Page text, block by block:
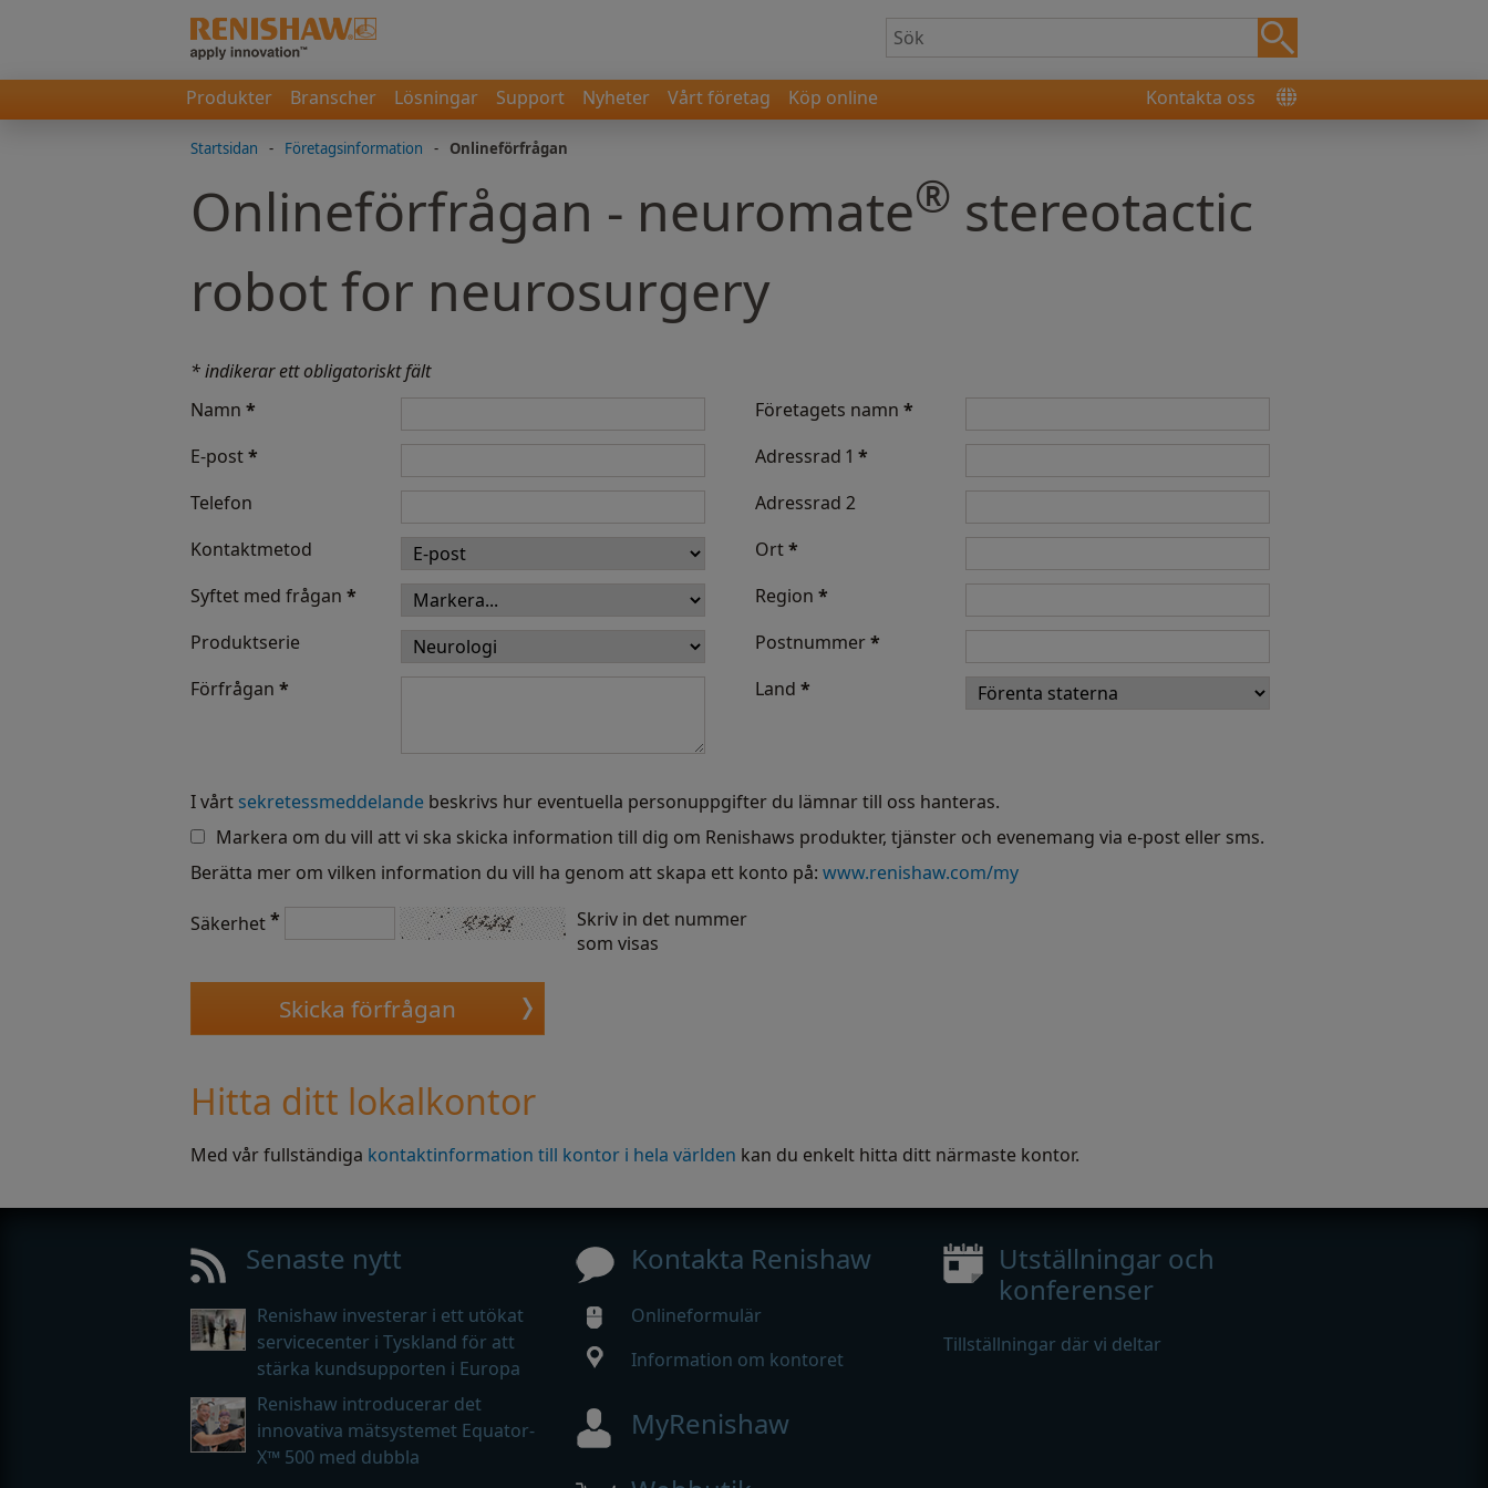
Produkter Branscher Lösningar Support Nyheter Vårt företag Köp online Kontakta oss
Startsidan - Företagsinformation - Onlineförfrågan
Onlineförfrågan - neuromate® stereotactic
robot for neurosurgery
* indikerar ett obligatoriskt fält
Namn *
E-post*
Telefon
Kontaktmetod
Syftet med frågan *
Produktserie
Förfrågan *
Företagets namn *
Adressrad 1 *
Adressrad 2
Ort*
Region *
Postnummer*
Land *
I vårt sekretessmeddelande beskrivs hur eventuella personuppgifter du lämnar till oss hanteras.
Markera om du vill att vi ska skicka information till dig om Renishaws produkter, tjänster och evenemang via e-post eller sms.
Berätta mer om vilken information du vill ha genom att skapa ett konto på: www.renishaw.com/my
Säkerhet*
Skriv in det nummer
som visas
Hitta ditt lokalkontor
Med vår fullständiga kontaktinformation till kontor i hela världen kan du enkelt hitta ditt närmaste kontor.
Senaste nytt
Renishaw investerar i ett utökat
servicecenter i Tyskland för att
stärka kundsupporten i Europa
Renishaw introducerar det
innovativa mätsystemet Equator-
X™ 500 med dubbla
Kontakta Renishaw
Onlineformulär
Information om kontoret
MyRenishaw
Utställningar och
konferenser
Tillställningar där vi deltar